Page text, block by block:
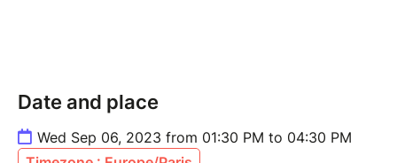
Date and place
Wed Sep 06, 2023 from 01:30 PM to 04:30 PM